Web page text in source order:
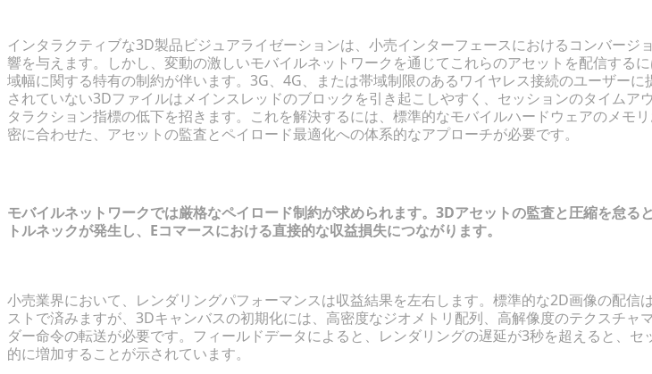
インタラクティブな3D製品ビジュアライゼーションは、小売インターフェースにおけるコンバージ
響を与えます。しかし、変動の激しいモバイルネットワークを通じてこれらのアセットを配信する
域幅に関する特有の制約が伴います。3G、4G、または帯域制限のあるワイヤレス接続のユーザーに
されていない3Dファイルはメインスレッドのブロックを引き起こしやすく、セッションのタイムア
タラクション指標の低下を招きます。これを解決するには、標準的なモバイルハードウェアのメモ
密に合わせた、アセットの監査とペイロード最適化への体系的なアプローチが必要です。
モバイルネットワークでは厳格なペイロード制約が求められます。3Dアセットの監査と圧縮を怠る
トルネックが発生し、Eコマースにおける直接的な収益損失につながります。
小売業界において、レンダリングパフォーマンスは収益結果を左右します。標準的な2D画像の配信
ストで済みますが、3Dキャンバスの初期化には、高密度なジオメトリ配列、高解像度のテクスチャ
ダー命令の転送が必要です。フィールドデータによると、レンダリングの遅延が3秒を超えると、セ
的に増加することが示されています。